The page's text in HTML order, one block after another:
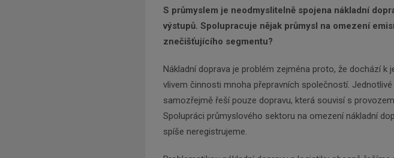
S průmyslem je neodmyslitelně spojena nákladní
výstupů. Spolupracuje nějak průmysl na omezení
znečišťujícího segmentu?
Nákladní doprava je problém zejména proto, že dochází k
vlivem činnosti mnoha přepravních společností.
samozřejmě řeší pouze dopravu, která souvisí s provozem
Spolupráci průmyslového sektoru na omezení nákladní
spíše neregistrujeme.
Zadejte váš email a